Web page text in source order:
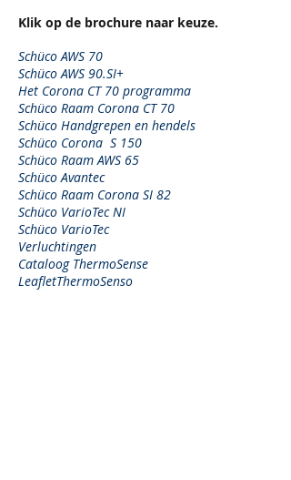
Klik op de brochure naar keuze.
Schüco AWS 70
Schüco AWS 90.SI+
Het Corona CT 70 programma
Schüco Raam Corona CT 70
Schüco Handgrepen en hendels
Schüco Corona S 150
Schüco Raam AWS 65
Schüco Avantec
Schüco Raam Corona SI 82
Schüco VarioTec NI
Schüco VarioTec
Verluchtingen
Cataloog ThermoSense
LeafletThermoSenso